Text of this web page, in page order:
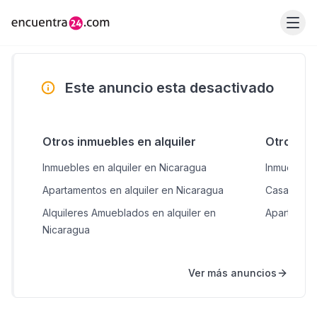
Este anuncio esta desactivado
Otros inmuebles en alquiler
Inmuebles en alquiler en Nicaragua
Apartamentos en alquiler en Nicaragua
Alquileres Amueblados en alquiler en
Nicaragua
Otros
Inmuebles
Casas en
Ver más anuncios